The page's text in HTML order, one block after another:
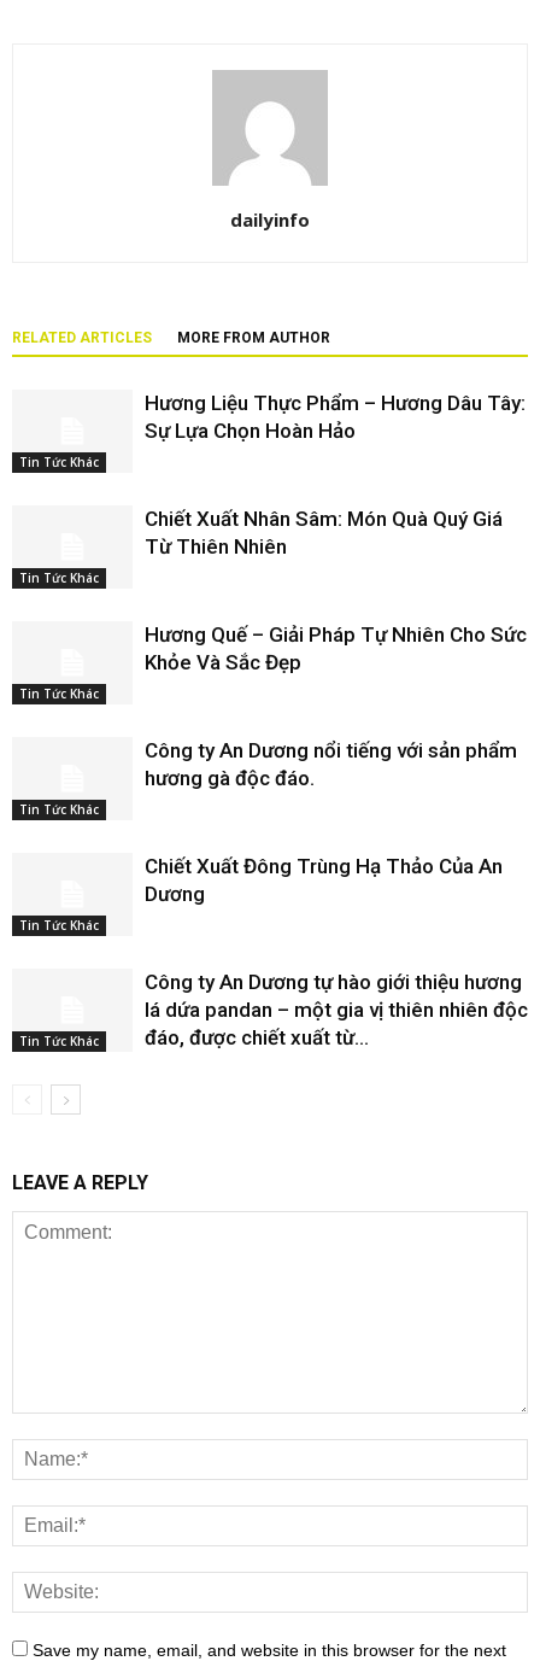
dailyinfo
RELATED ARTICLES MORE FROM AUTHOR
Tin Tức Khác
Hương Liệu Thực Phẩm – Hương Dâu Tây:
Sự Lựa Chọn Hoàn Hảo
Tin Tức Khác
Chiết Xuất Nhân Sâm: Món Quà Quý Giá
Từ Thiên Nhiên
Tin Tức Khác
Hương Quế – Giải Pháp Tự Nhiên Cho Sức
Khỏe Và Sắc Đẹp
Tin Tức Khác
Công ty An Dương nổi tiếng với sản phẩm
hương gà độc đáo.
Tin Tức Khác
Chiết Xuất Đông Trùng Hạ Thảo Của An
Dương
Tin Tức Khác
Công ty An Dương tự hào giới thiệu hương
lá dứa pandan – một gia vị thiên nhiên độc
đáo, được chiết xuất từ...
LEAVE A REPLY
Save my name, email, and website in this browser for the next